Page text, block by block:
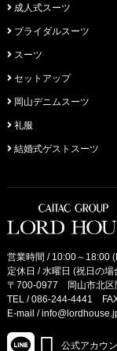
成人式スーツ
ブライダルスーツ
スーツ
セットアップ
岡山デニムスーツ
礼服
結婚式ゲストスーツ
営業時間 / 10:00～18:00
定休日 / 水曜日 (祝日の場
〒700-0977 岡山市北区
TEL /086-244-4441
E-mail /
公式アカウ